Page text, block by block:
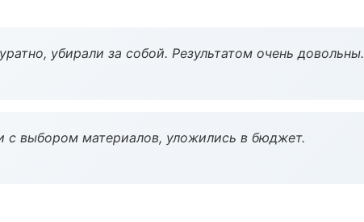
убирали за собой. Результатом очень довольны.
с выбором материалов, уложились в бюджет.